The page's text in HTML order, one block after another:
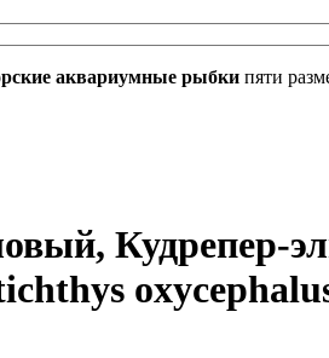
аквариумные рыбки пяти
Кудрепер-